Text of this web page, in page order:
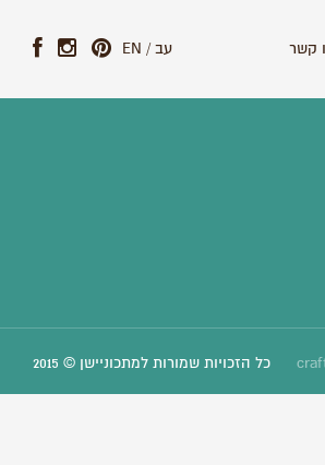
קשר EN / עב
חדשים:
כל הזכויות שמורות למתכוניישן © 2015